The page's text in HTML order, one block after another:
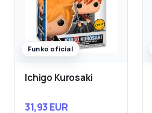
Funko oficial
Ichigo Kurosaki
31,93 EUR